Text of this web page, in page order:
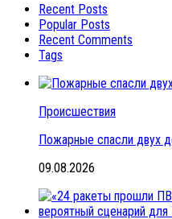
Recent Posts
Popular Posts
Recent Comments
Tags
Происшествия
Пожарные спасли двух
09.08.2026